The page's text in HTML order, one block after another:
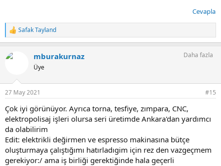
Cevapla
T
e
k
:
Safak Tayland
mburakurnaz
Üye
Daha fazla
27 May 2021 #15
Çok iyi görünüyor. Ayrıca torna, tesfiye, zımpara, CNC,
elektropolisaj işleri olursa seri üretimde Ankara'dan yardımcı
da olabilirim
Edit: elektrikli değirmen ve espresso makinasına bütçe
oluşturmaya çalıştığımı hatırladıgim için rez den vazgeçmem
gerekiyor:/ ama iş birliği gerektiğinde hala geçerli